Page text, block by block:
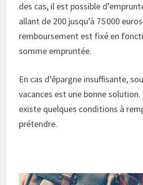
des cas, il est possible
allant de 200 jusqu’à 75 000
remboursement est fixé en
somme empruntée.
En cas d’épargne insuffisante,
vacances est une bonne
existe quelques conditions à
prétendre.